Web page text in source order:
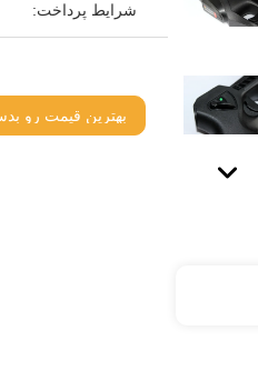
شرایط پرداخت:
بهترین قیمت رو